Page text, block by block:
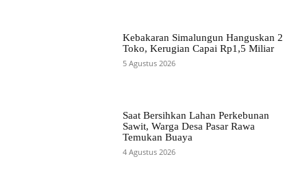
Kebakaran Simalungun Hanguskan 2
Toko, Kerugian Capai Rp1,5 Miliar
5 Agustus 2026
Saat Bersihkan Lahan Perkebunan
Sawit, Warga Desa Pasar Rawa
Temukan Buaya
4 Agustus 2026